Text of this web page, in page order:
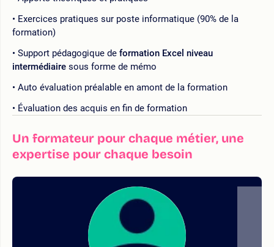
Exercices pratiques sur poste informatique (90% de la
formation)
Support pédagogique de formation Excel niveau
intermédiaire sous forme de mémo
Auto évaluation préalable en amont de la formation
Évaluation des acquis en fin de formation
Un formateur pour chaque métier, une
expertise pour chaque besoin